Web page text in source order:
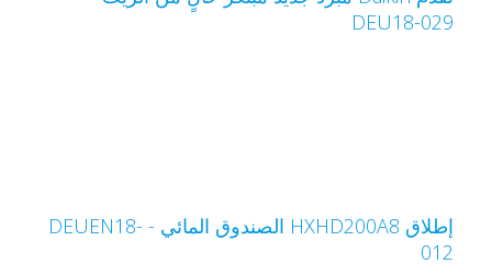
DEU18-
إطلاق HXHD200A8 الصندوق المائي - DEUEN18-